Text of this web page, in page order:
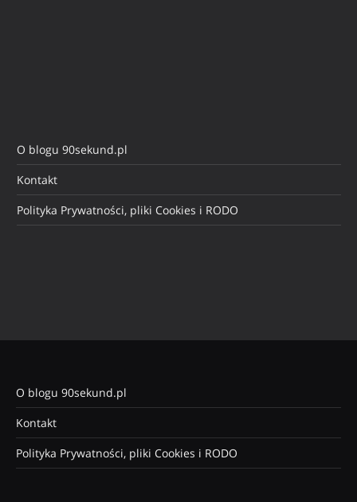
O blogu 90sekund.pl
Kontakt
Polityka Prywatności, pliki Cookies i RODO
O blogu 90sekund.pl
Kontakt
Polityka Prywatności, pliki Cookies i RODO